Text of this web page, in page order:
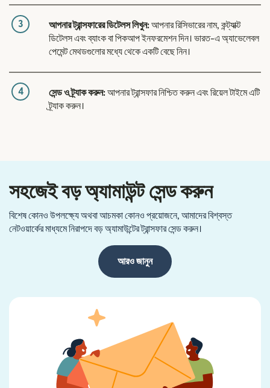
3 আপনার ট্রান্সফারের ডিটেলস লিখুন:আপনার রিসিভারের নাম, কন্ট্যাক্ট
ডিটেলস এবং ব্যাংক বা পিকআপ ইনফরমেশন দিন। ভারত-এ অ্যাভেলেবল
পেমেন্ট মেথডগুলোর মধ্যে থেকে একটি বেছে নিন।
4 সেন্ড ও ট্র্যাক করুন:আপনার ট্রান্সফার নিশ্চিত করুন এবং রিয়েল টাইমে এটি
ট্র্যাক করুন।
সহজেই বড় অ্যামাউন্ট সেন্ড করুন
বিশেষ কোনও উপলক্ষ্যে অথবা আচমকা কোনও প্রয়োজনে, আমাদের বিশ্বস্ত
নেটওয়ার্কের মাধ্যমে নিরাপদে বড় অ্যামাউন্টের ট্রান্সফার সেন্ড করুন।
আরও জানুন